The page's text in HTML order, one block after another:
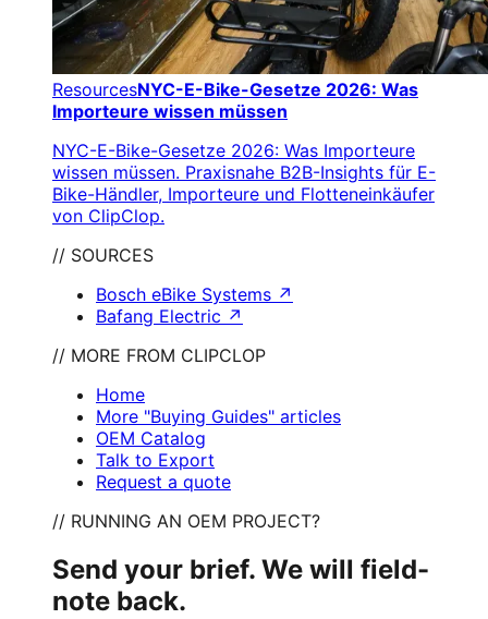
ResourcesNYC-E-Bike-Gesetze 2026: Was
Importeure wissen müssen
NYC-E-Bike-Gesetze 2026: Was Importeure
wissen müssen. Praxisnahe B2B-Insights für E-
Bike-Händler, Importeure und Flotteneinkäufer
von ClipClop.
// SOURCES
Bosch eBike Systems ↗
Bafang Electric ↗
// MORE FROM CLIPCLOP
Home
More "Buying Guides" articles
OEM Catalog
Talk to Export
Request a quote
// RUNNING AN OEM PROJECT?
Send your brief. We will field-
note back.